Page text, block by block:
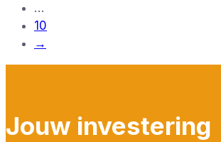
…
10
→
Jouw investering